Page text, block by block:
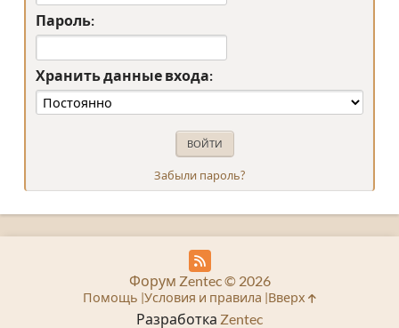
Пароль:
Хранить данные входа:
Забыли пароль?
Разработка Zentec
Форум Zentec © 2026
Помощь Условия и правила Вверх